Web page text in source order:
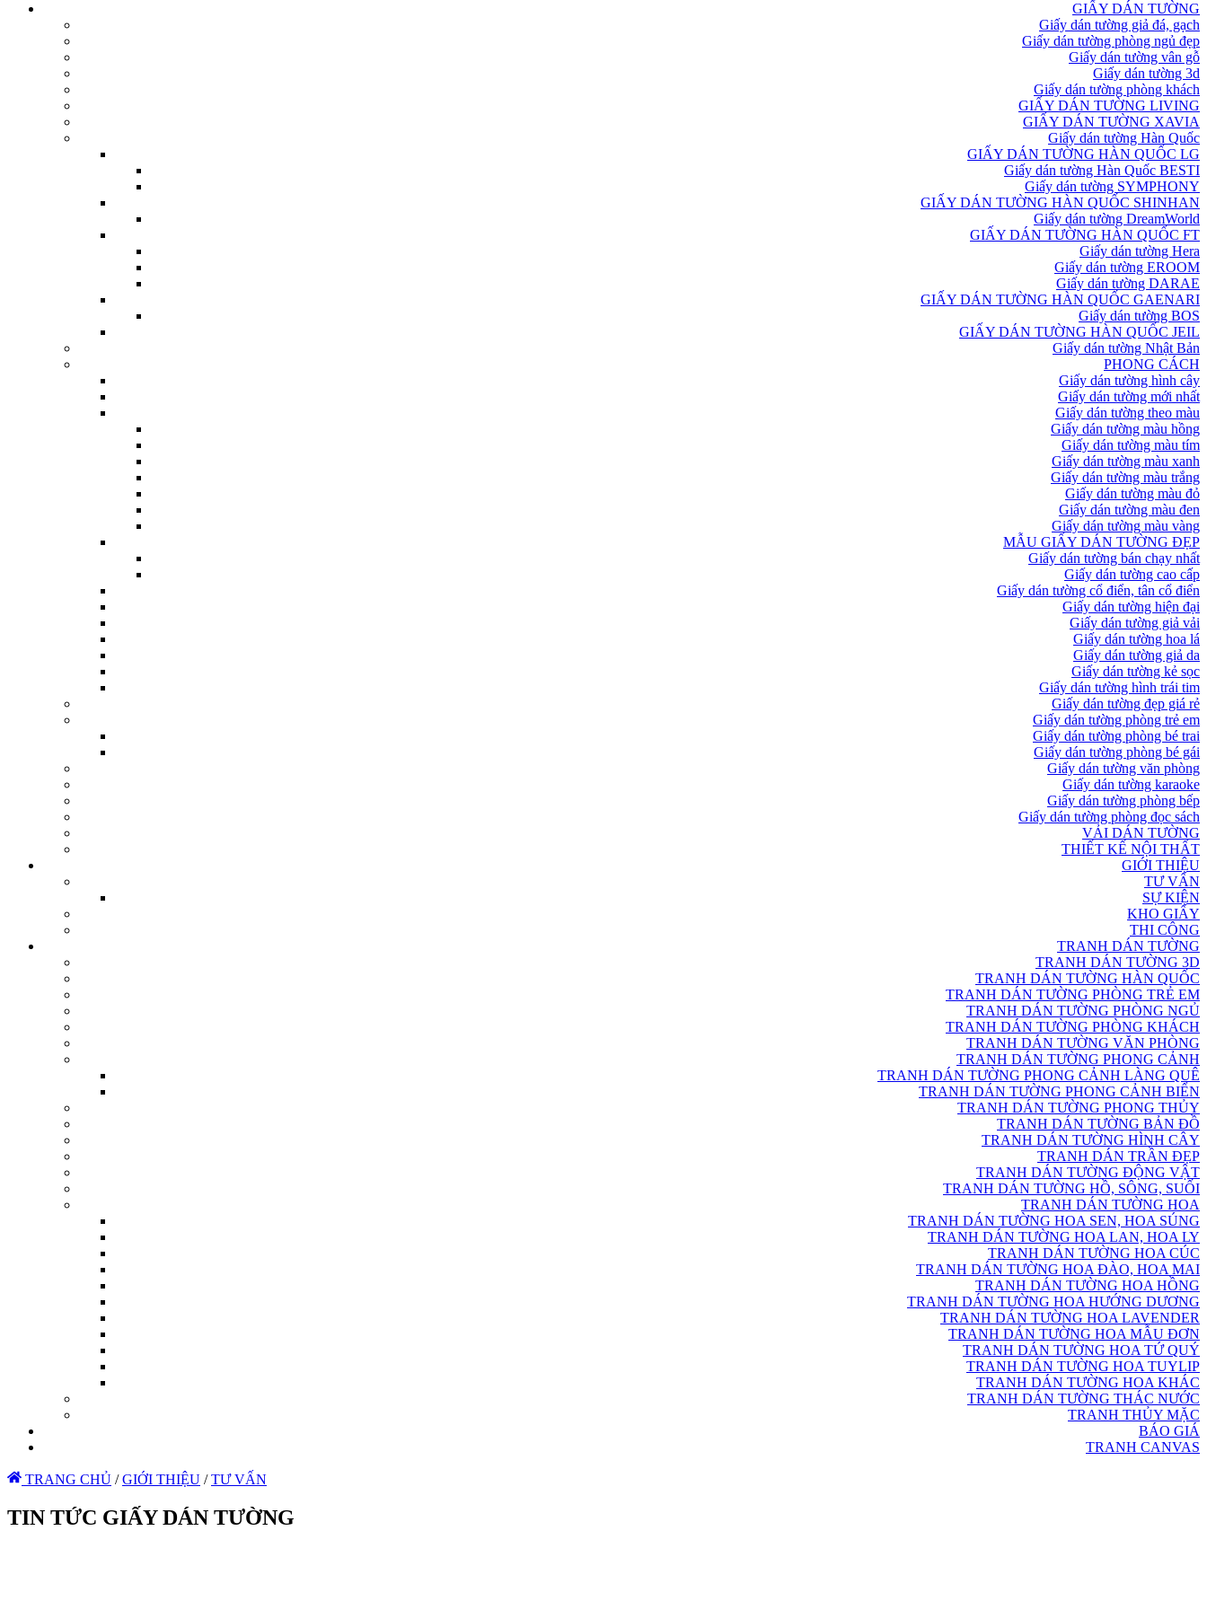
GIẤY DÁN TƯỜNG
Giấy dán tường giả đá, gạch
Giấy dán tường phòng ngủ đẹp
Giấy dán tường vân gỗ
Giấy dán tường 3d
Giấy dán tường phòng khách
GIẤY DÁN TƯỜNG LIVING
GIẤY DÁN TƯỜNG XAVIA
Giấy dán tường Hàn Quốc
GIẤY DÁN TƯỜNG HÀN QUỐC LG
Giấy dán tường Hàn Quốc BESTI
Giấy dán tường SYMPHONY
GIẤY DÁN TƯỜNG HÀN QUỐC SHINHAN
Giấy dán tường DreamWorld
GIẤY DÁN TƯỜNG HÀN QUỐC FT
Giấy dán tường Hera
Giấy dán tường EROOM
Giấy dán tường DARAE
GIẤY DÁN TƯỜNG HÀN QUỐC GAENARI
Giấy dán tường BOS
GIẤY DÁN TƯỜNG HÀN QUỐC JEIL
Giấy dán tường Nhật Bản
PHONG CÁCH
Giấy dán tường hình cây
Giấy dán tường mới nhất
Giấy dán tường theo màu
Giấy dán tường màu hồng
Giấy dán tường màu tím
Giấy dán tường màu xanh
Giấy dán tường màu trắng
Giấy dán tường màu đỏ
Giấy dán tường màu đen
Giấy dán tường màu vàng
MẪU GIẤY DÁN TƯỜNG ĐẸP
Giấy dán tường bán chạy nhất
Giấy dán tường cao cấp
Giấy dán tường cổ điển, tân cổ điển
Giấy dán tường hiện đại
Giấy dán tường giả vải
Giấy dán tường hoa lá
Giấy dán tường giả da
Giấy dán tường kẻ sọc
Giấy dán tường hình trái tim
Giấy dán tường đẹp giá rẻ
Giấy dán tường phòng trẻ em
Giấy dán tường phòng bé trai
Giấy dán tường phòng bé gái
Giấy dán tường văn phòng
Giấy dán tường karaoke
Giấy dán tường phòng bếp
Giấy dán tường phòng đọc sách
VẢI DÁN TƯỜNG
THIẾT KẾ NỘI THẤT
GIỚI THIỆU
TƯ VẤN
SỰ KIỆN
KHO GIẤY
THI CÔNG
TRANH DÁN TƯỜNG
TRANH DÁN TƯỜNG 3D
TRANH DÁN TƯỜNG HÀN QUỐC
TRANH DÁN TƯỜNG PHÒNG TRẺ EM
TRANH DÁN TƯỜNG PHÒNG NGỦ
TRANH DÁN TƯỜNG PHÒNG KHÁCH
TRANH DÁN TƯỜNG VĂN PHÒNG
TRANH DÁN TƯỜNG PHONG CẢNH
TRANH DÁN TƯỜNG PHONG CẢNH LÀNG QUÊ
TRANH DÁN TƯỜNG PHONG CẢNH BIỂN
TRANH DÁN TƯỜNG PHONG THỦY
TRANH DÁN TƯỜNG BẢN ĐỒ
TRANH DÁN TƯỜNG HÌNH CÂY
TRANH DÁN TRẦN ĐẸP
TRANH DÁN TƯỜNG ĐỘNG VẬT
TRANH DÁN TƯỜNG HỒ, SÔNG, SUỐI
TRANH DÁN TƯỜNG HOA
TRANH DÁN TƯỜNG HOA SEN, HOA SÚNG
TRANH DÁN TƯỜNG HOA LAN, HOA LY
TRANH DÁN TƯỜNG HOA CÚC
TRANH DÁN TƯỜNG HOA ĐÀO, HOA MAI
TRANH DÁN TƯỜNG HOA HỒNG
TRANH DÁN TƯỜNG HOA HƯỚNG DƯƠNG
TRANH DÁN TƯỜNG HOA LAVENDER
TRANH DÁN TƯỜNG HOA MẪU ĐƠN
TRANH DÁN TƯỜNG HOA TỨ QUÝ
TRANH DÁN TƯỜNG HOA TUYLIP
TRANH DÁN TƯỜNG HOA KHÁC
TRANH DÁN TƯỜNG THÁC NƯỚC
TRANH THỦY MẶC
BÁO GIÁ
TRANH CANVAS
TRANG CHỦ / GIỚI THIỆU / TƯ VẤN
TIN TỨC GIẤY DÁN TƯỜNG